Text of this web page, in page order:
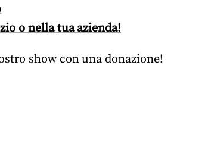
o nella tua azienda!
show con una donazione!